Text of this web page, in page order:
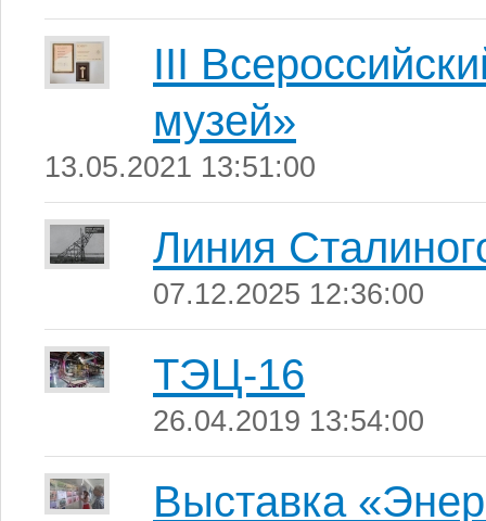
III
музей»
13.05.2021 13:51:00
Линия
07.12.2025 12:36:00
ТЭЦ-16
26.04.2019 13:54:00
Выставка